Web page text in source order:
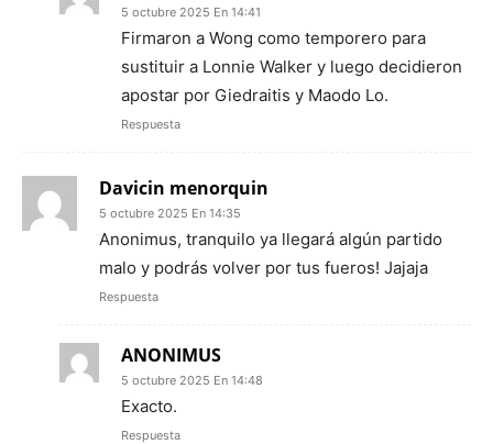
5 octubre 2025 En 14:41
Firmaron a Wong como temporero para
sustituir a Lonnie Walker y luego decidieron
apostar por Giedraitis y Maodo Lo.
Respuesta
Davicin menorquin
5 octubre 2025 En 14:35
Anonimus, tranquilo ya llegará algún partido
malo y podrás volver por tus fueros! Jajaja
Respuesta
ANONIMUS
5 octubre 2025 En 14:48
Exacto.
Respuesta